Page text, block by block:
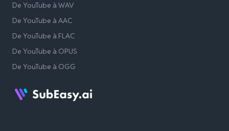
De YouTube à WAV
De YouTube à AAC
De YouTube à FLAC
De YouTube à OPUS
De YouTube à OGG